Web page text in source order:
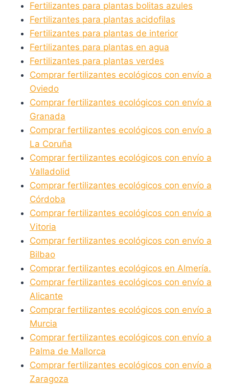
Fertilizantes para plantas bolitas azules
Fertilizantes para plantas acidofilas
Fertilizantes para plantas de interior
Fertilizantes para plantas en agua
Fertilizantes para plantas verdes
Comprar fertilizantes ecológicos con envío a
Oviedo
Comprar fertilizantes ecológicos con envío a
Granada
Comprar fertilizantes ecológicos con envío a
La Coruña
Comprar fertilizantes ecológicos con envío a
Valladolid
Comprar fertilizantes ecológicos con envío a
Córdoba
Comprar fertilizantes ecológicos con envío a
Vitoria
Comprar fertilizantes ecológicos con envío a
Bilbao
Comprar fertilizantes ecológicos en Almería.
Comprar fertilizantes ecológicos con envío a
Alicante
Comprar fertilizantes ecológicos con envío a
Murcia
Comprar fertilizantes ecológicos con envío a
Palma de Mallorca
Comprar fertilizantes ecológicos con envío a
Zaragoza